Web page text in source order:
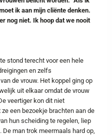
ik aan mijn cliënte denken.
nog niet. Ik hoop dat we nooit
stond terecht voor een hele
en zelfs
de vrouw. Het koppel ging op
uit elkaar omdat de vrouw
veertiger kon dit niet
een bezoekje brachten aan de
hun scheiding te regelen, liep
man trok meermaals hard op,